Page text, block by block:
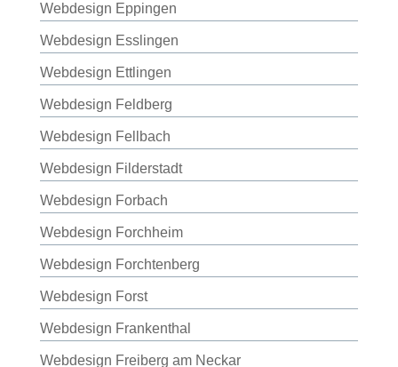
Webdesign Eppingen
Webdesign Esslingen
Webdesign Ettlingen
Webdesign Feldberg
Webdesign Fellbach
Webdesign Filderstadt
Webdesign Forbach
Webdesign Forchheim
Webdesign Forchtenberg
Webdesign Forst
Webdesign Frankenthal
Webdesign Freiberg am Neckar